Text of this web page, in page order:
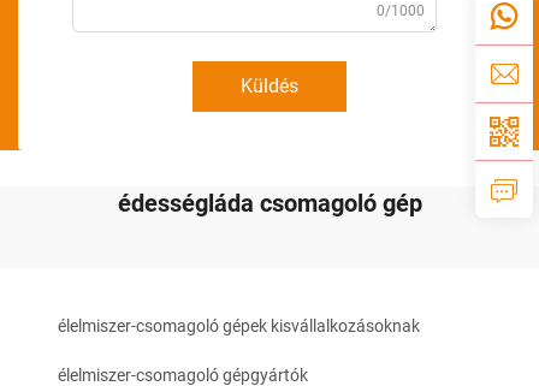
0/1000
Küldés
édességláda csomagoló gép
élelmiszer-csomagoló gépek kisvállalkozásoknak
élelmiszer-csomagoló gépgyártók